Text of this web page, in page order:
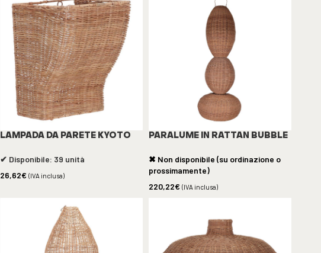
LAMPADA DA PARETE KYOTO
✔ Disponibile: 39 unità
26,62€ (IVA inclusa)
PARALUME IN RATTAN BUBBLE
✖ Non disponibile (su ordinazione o
prossimamente)
220,22€ (IVA inclusa)